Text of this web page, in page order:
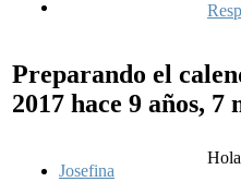
Preparando el
2017 hace 9 años, 7
Josefina